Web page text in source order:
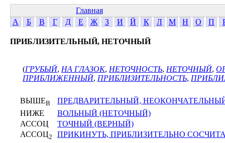
Главная
А
Б В Г Д Е Ж З И Й К Л М Н О П
ПРИБЛИЗИТЕЛЬНЫЙ, НЕТОЧНЫЙ
(ГРУБЫЙ, НА ГЛАЗОК, НЕТОЧНОСТЬ, НЕТОЧНЫЙ,
ПРИБЛИЖЕННЫЙ, ПРИБЛИЗИТЕЛЬНОСТЬ,
ВЫШЕВ
ПРЕДВАРИТЕЛЬНЫЙ,
НИЖЕ
ВОЛЬНЫЙ (НЕТОЧНЫЙ)
АССОЦ
ТОЧНЫЙ (ВЕРНЫЙ)
АССОЦ2 ПРИКИНУТЬ, ПРИБЛИЗИТЕЛЬНО